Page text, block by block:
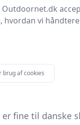
brystet for
rygsæk.
men
der giver dig
fine til danske
hvordan vi
brug af cookies